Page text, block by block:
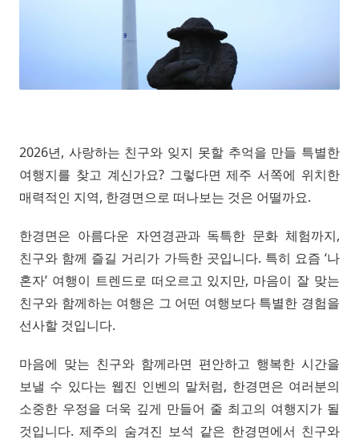
2026년, 사랑하는 친구와 잊지 못할 추억을 만들 특별한
여행지를 찾고 계신가요? 그렇다면 제주 서쪽에 위치한
매력적인 지역, 한경면으로 떠나보는 것은 어떨까요.
한경면은 아름다운 자연경관과 독특한 문화 체험까지,
친구와 함께 즐길 거리가 가득한 곳입니다. 특히 요즘 ‘나
혼자’ 여행이 트렌드로 떠오르고 있지만, 마음이 잘 맞는
친구와 함께하는 여행은 그 어떤 여행보다 특별한 경험을
선사할 것입니다.
마음에 맞는 친구와 함께라면 편안하고 행복한 시간을
보낼 수 있다는 웹진 인벤의 말처럼, 한경면은 여러분의
소중한 우정을 더욱 깊게 만들어 줄 최고의 여행지가 될
것입니다. 제주의 숨겨진 보석 같은 한경면에서 친구와